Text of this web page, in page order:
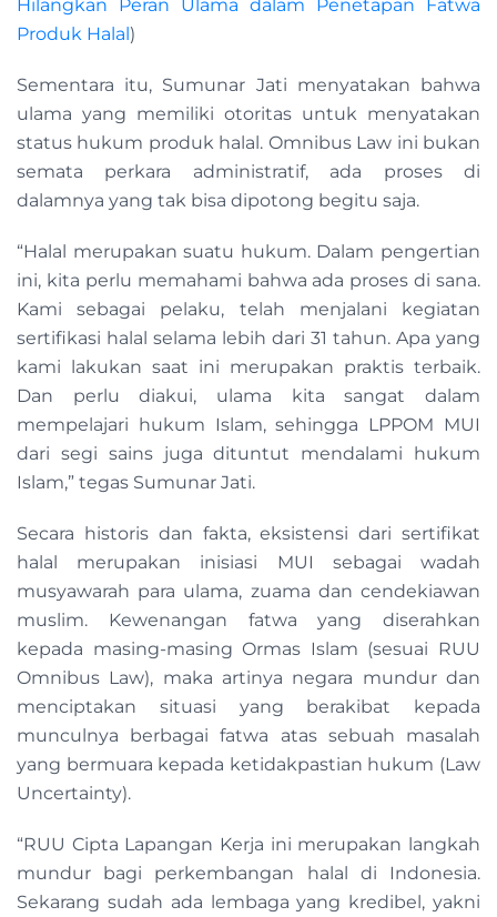
Hilangkan Peran Ulama dalam Penetapan Fatwa
Produk Halal )
Sementara itu, Sumunar Jati menyatakan bahwa
ulama yang memiliki otoritas untuk menyatakan
status hukum produk halal. Omnibus Law ini bukan
semata perkara administratif, ada proses di
dalamnya yang tak bisa dipotong begitu saja.
“Halal merupakan suatu hukum. Dalam pengertian
ini, kita perlu memahami bahwa ada proses di sana.
Kami sebagai pelaku, telah menjalani kegiatan
sertifikasi halal selama lebih dari 31 tahun. Apa yang
kami lakukan saat ini merupakan praktis terbaik.
Dan perlu diakui, ulama kita sangat dalam
mempelajari hukum Islam, sehingga LPPOM MUI
dari segi sains juga dituntut mendalami hukum
Islam,” tegas Sumunar Jati.
Secara historis dan fakta, eksistensi dari sertifikat
halal merupakan inisiasi MUI sebagai wadah
musyawarah para ulama, zuama dan cendekiawan
muslim. Kewenangan fatwa yang diserahkan
kepada masing-masing Ormas Islam (sesuai RUU
Omnibus Law), maka artinya negara mundur dan
menciptakan situasi yang berakibat kepada
munculnya berbagai fatwa atas sebuah masalah
yang bermuara kepada ketidakpastian hukum (Law
Uncertainty).
“RUU Cipta Lapangan Kerja ini merupakan langkah
mundur bagi perkembangan halal di Indonesia.
Sekarang sudah ada lembaga yang kredibel, yakni